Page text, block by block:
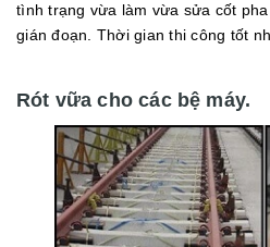
tình trạng vừa làm vừa sửa cốt
gián đoạn. Thời gian thi công tốt
Rót vữa cho các bệ máy.